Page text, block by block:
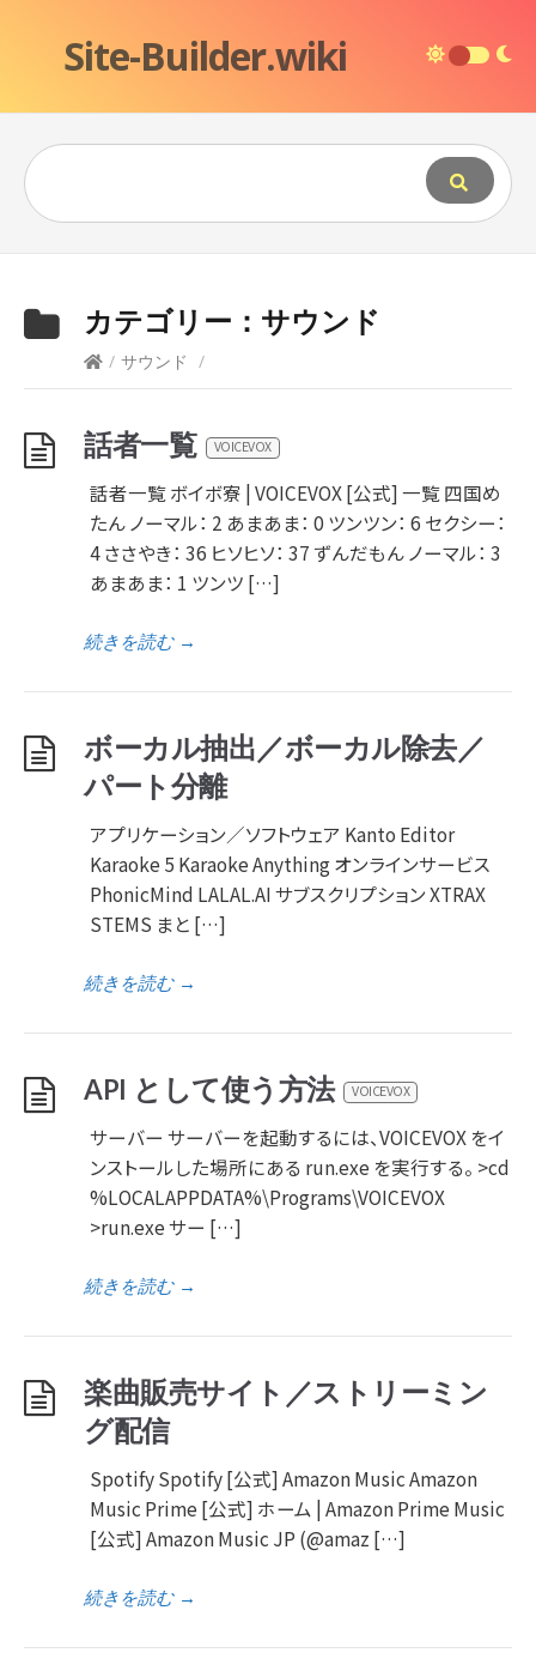
Site-Builder.wiki
カテゴリー： サウンド
/ サウンド /
話者一覧 VOICEVOX
話者一覧 ボイボ寮 | VOICEVOX [公式] 一覧 四国め
たん ノーマル： 2 あまあま： 0 ツンツン： 6 セクシー：
4 ささやき： 36 ヒソヒソ： 37 ずんだもん ノーマル： 3
あまあま： 1 ツンツ […]
続きを読む→
ボーカル抽出／ボーカル除去／
パート分離
アプリケーション／ソフトウェア Kanto Editor
Karaoke 5 Karaoke Anything オンラインサービス
PhonicMind LALAL.AI サブスクリプション XTRAX
STEMS まと […]
続きを読む→
API として使う方法 VOICEVOX
サーバー サーバーを起動するには、VOICEVOX をイ
ンストールした場所にある run.exe を実行する。 >cd
%LOCALAPPDATA%\Programs\VOICEVOX
>run.exe サー […]
続きを読む→
楽曲販売サイト／ストリーミン
グ配信
Spotify Spotify [公式] Amazon Music Amazon
Music Prime [公式] ホーム | Amazon Prime Music
[公式] Amazon Music JP (@amaz […]
続きを読む→